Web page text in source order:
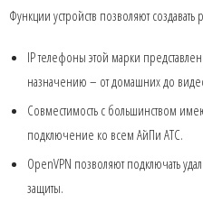
Функции устройств позволяют
IP телефоны этой марки
назначению – от домашних до
Совместимость с большинством
подключение ко всем АйПи АТС.
OpenVPN позволяют подключать
защиты.